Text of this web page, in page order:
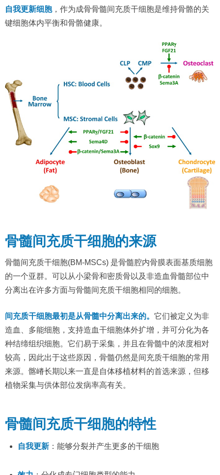
自我更新细胞，作为成骨骨髓间充质干细胞是维持骨骼的关
键细胞体内平衡和骨骼健康。
骨髓间充质干细胞的来源
骨髓间充质干细胞(BM-MSCs) 是骨髓腔内骨膜表面基质细胞
的一个亚群。可以从小梁骨和密质骨以及非造血骨髓部位中
分离出在许多方面与骨髓间充质干细胞相同的细胞。
间充质干细胞最初是从骨髓中分离出来的。 它们被定义为非
造血、多能细胞，支持造血干细胞体外扩增，并可分化为各
种结缔组织细胞。它们易于采集，并且在骨髓中的浓度相对
较高，因此出于这些原因，骨髓仍然是间充质干细胞的常用
来源。髂嵴长期以来一直是自体移植材料的首选来源，但移
植物采集与供体部位发病率高有关。
骨髓间充质干细胞的特性
自我更新：能够分裂并产生更多的干细胞